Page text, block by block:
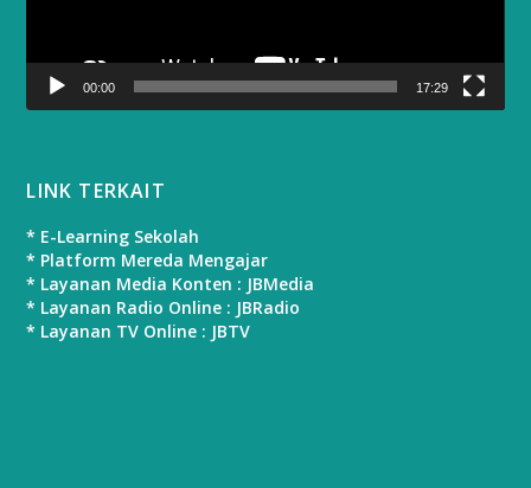
00:00 17:29
LINK TERKAIT
* E-Learning Sekolah
* Platform Mereda Mengajar
* Layanan Media Konten : JBMedia
* Layanan Radio Online : JBRadio
* Layanan TV Online : JBTV